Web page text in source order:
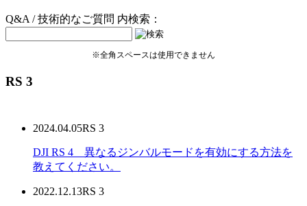
Q&A / 技術的なご質問 内検索：
※全角スペースは使用できません
RS 3
2024.04.05RS 3
DJI RS 4 異なるジンバルモードを有効にする方法を
教えてください。
2022.12.13RS 3